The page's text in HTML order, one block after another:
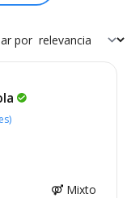
por
Mixto